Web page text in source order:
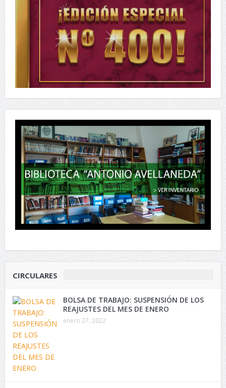
CIRCULARES
BOLSA DE TRABAJO: SUSPENSIÓN DE LOS
REAJUSTES DEL MES DE ENERO
enero 27, 2022